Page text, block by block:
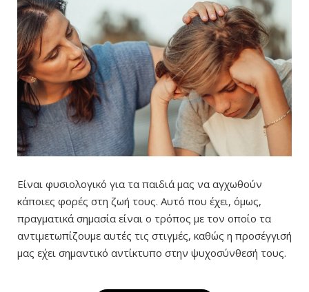
Είναι φυσιολογικό για τα παιδιά μας να αγχωθούν
κάποιες φορές στη ζωή τους. Αυτό που έχει, όμως,
πραγματικά σημασία είναι ο τρόπος με τον οποίο τα
αντιμετωπίζουμε αυτές τις στιγμές, καθώς η προσέγγισή
μας ε΄χει σημαντικό αντίκτυπο στην ψυχοσύνθεσή τους.